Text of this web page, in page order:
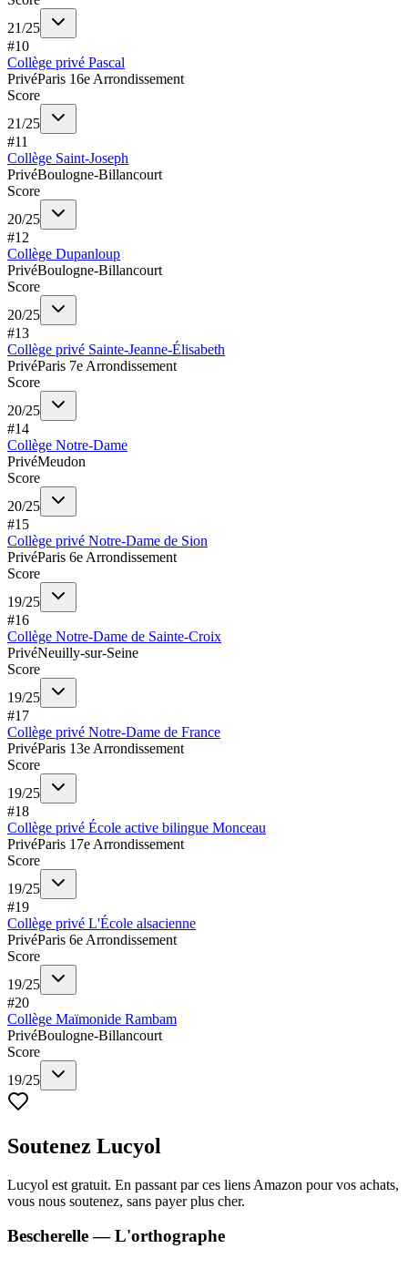
21/25
#10
Collège privé Pascal
PrivéParis 16e Arrondissement
Score
21/25
#11
Collège Saint-Joseph
PrivéBoulogne-Billancourt
Score
20/25
#12
Collège Dupanloup
PrivéBoulogne-Billancourt
Score
20/25
#13
Collège privé Sainte-Jeanne-Élisabeth
PrivéParis 7e Arrondissement
Score
20/25
#14
Collège Notre-Dame
PrivéMeudon
Score
20/25
#15
Collège privé Notre-Dame de Sion
PrivéParis 6e Arrondissement
Score
19/25
#16
Collège Notre-Dame de Sainte-Croix
PrivéNeuilly-sur-Seine
Score
19/25
#17
Collège privé Notre-Dame de France
PrivéParis 13e Arrondissement
Score
19/25
#18
Collège privé École active bilingue Monceau
PrivéParis 17e Arrondissement
Score
19/25
#19
Collège privé L'École alsacienne
PrivéParis 6e Arrondissement
Score
19/25
#20
Collège Maïmonide Rambam
PrivéBoulogne-Billancourt
Score
19/25
Soutenez Lucyol
Lucyol est gratuit. En passant par ces liens Amazon pour vos achats,
vous nous soutenez, sans payer plus cher.
Bescherelle — L'orthographe